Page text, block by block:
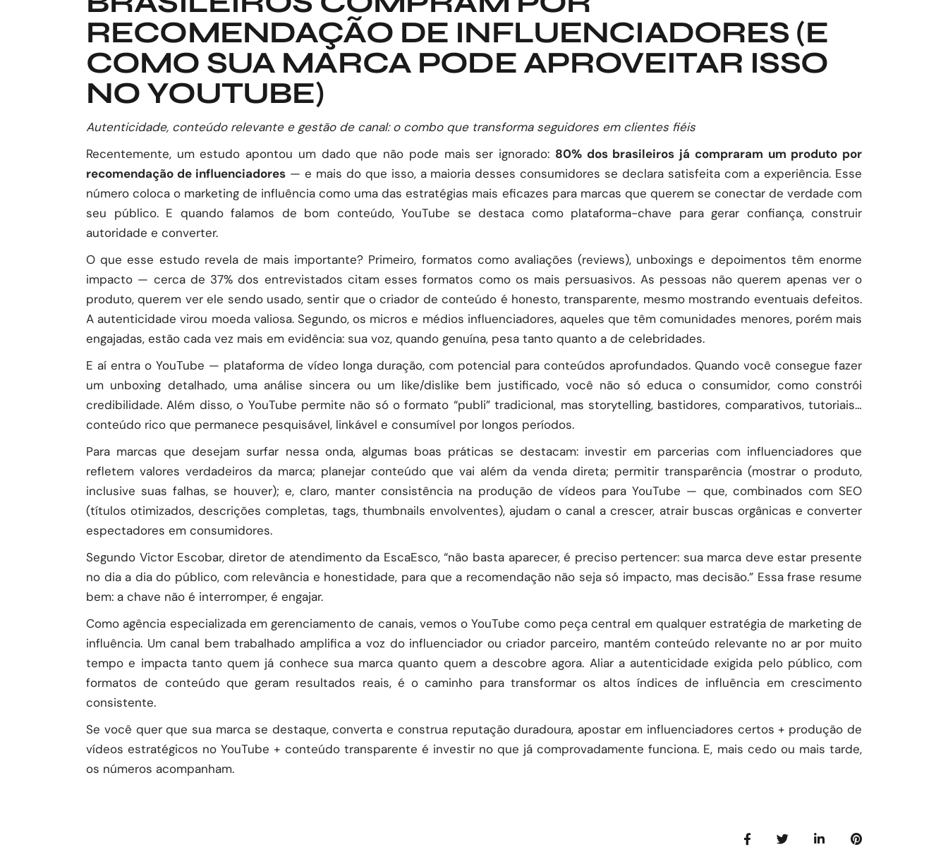
RECOMENDAÇÃO DE INFLUENCIADORES (E
COMO SUA MARCA PODE APROVEITAR ISSO
NO YOUTUBE)
Autenticidade, conteúdo relevante e gestão de canal: o combo que transforma seguidores em clientes fiéis
Recentemente, um estudo apontou um dado que não pode mais ser ignorado: 80% dos brasileiros já compraram um produto por
recomendação de influenciadores— e mais do que isso, a maioria desses consumidores se declara satisfeita com a experiência. Esse
número coloca o marketing de influência como uma das estratégias mais eficazes para marcas que querem se conectar de verdade com
seu público. E quando falamos de bom conteúdo, YouTube se destaca como plataforma-chave para gerar confiança, construir
autoridade e converter.
O que esse estudo revela de mais importante? Primeiro, formatos como avaliações (reviews), unboxings e depoimentos têm enorme
impacto — cerca de 37% dos entrevistados citam esses formatos como os mais persuasivos. As pessoas não querem apenas ver o
produto, querem ver ele sendo usado, sentir que o criador de conteúdo é honesto, transparente, mesmo mostrando eventuais defeitos.
A autenticidade virou moeda valiosa. Segundo, os micros e médios influenciadores, aqueles que têm comunidades menores, porém mais
engajadas, estão cada vez mais em evidência: sua voz, quando genuína, pesa tanto quanto a de celebridades.
E aí entra o YouTube — plataforma de vídeo longa duração, com potencial para conteúdos aprofundados. Quando você consegue fazer
um unboxing detalhado, uma análise sincera ou um like/dislike bem justificado, você não só educa o consumidor, como constrói
credibilidade. Além disso, o YouTube permite não só o formato “publi” tradicional, mas storytelling, bastidores, comparativos, tutoriais…
conteúdo rico que permanece pesquisável, linkável e consumível por longos períodos.
Para marcas que desejam surfar nessa onda, algumas boas práticas se destacam: investir em parcerias com influenciadores que
refletem valores verdadeiros da marca; planejar conteúdo que vai além da venda direta; permitir transparência (mostrar o produto,
inclusive suas falhas, se houver); e, claro, manter consistência na produção de vídeos para YouTube — que, combinados com SEO
(títulos otimizados, descrições completas, tags, thumbnails envolventes), ajudam o canal a crescer, atrair buscas orgânicas e converter
espectadores em consumidores.
Segundo Victor Escobar, diretor de atendimento da EscaEsco, “não basta aparecer, é preciso pertencer: sua marca deve estar presente
no dia a dia do público, com relevância e honestidade, para que a recomendação não seja só impacto, mas decisão.” Essa frase resume
bem: a chave não é interromper, é engajar.
Como agência especializada em gerenciamento de canais, vemos o YouTube como peça central em qualquer estratégia de marketing de
influência. Um canal bem trabalhado amplifica a voz do influenciador ou criador parceiro, mantém conteúdo relevante no ar por muito
tempo e impacta tanto quem já conhece sua marca quanto quem a descobre agora. Aliar a autenticidade exigida pelo público, com
formatos de conteúdo que geram resultados reais, é o caminho para transformar os altos índices de influência em crescimento
consistente.
Se você quer que sua marca se destaque, converta e construa reputação duradoura, apostar em influenciadores certos + produção de
vídeos estratégicos no YouTube + conteúdo transparente é investir no que já comprovadamente funciona. E, mais cedo ou mais tarde,
os números acompanham.